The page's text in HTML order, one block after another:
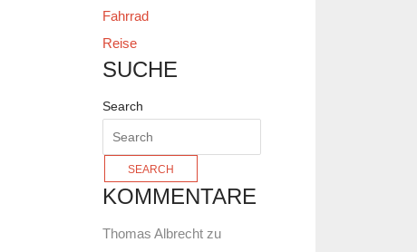
Fahrrad
Reise
SUCHE
Search
KOMMENTARE
Thomas Albrechtzu